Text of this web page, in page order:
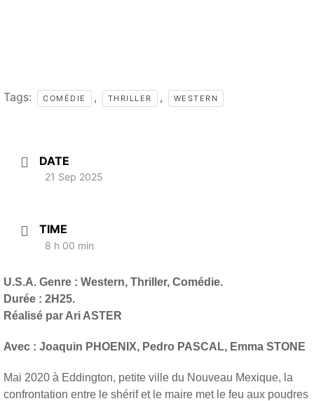
Tags: COMÉDIE , THRILLER , WESTERN
DATE
21 Sep 2025
TIME
8 h 00 min
U.S.A. Genre : Western, Thriller, Comédie.
Durée : 2H25.
Réalisé par Ari ASTER
Avec : Joaquin PHOENIX, Pedro PASCAL, Emma STONE
Mai 2020 à Eddington, petite ville du Nouveau Mexique, la
confrontation entre le shérif et le maire met le feu aux poudres